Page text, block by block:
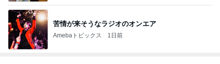
苦情が来そうなラジオのオンエア
Amebaトピックス 1日前